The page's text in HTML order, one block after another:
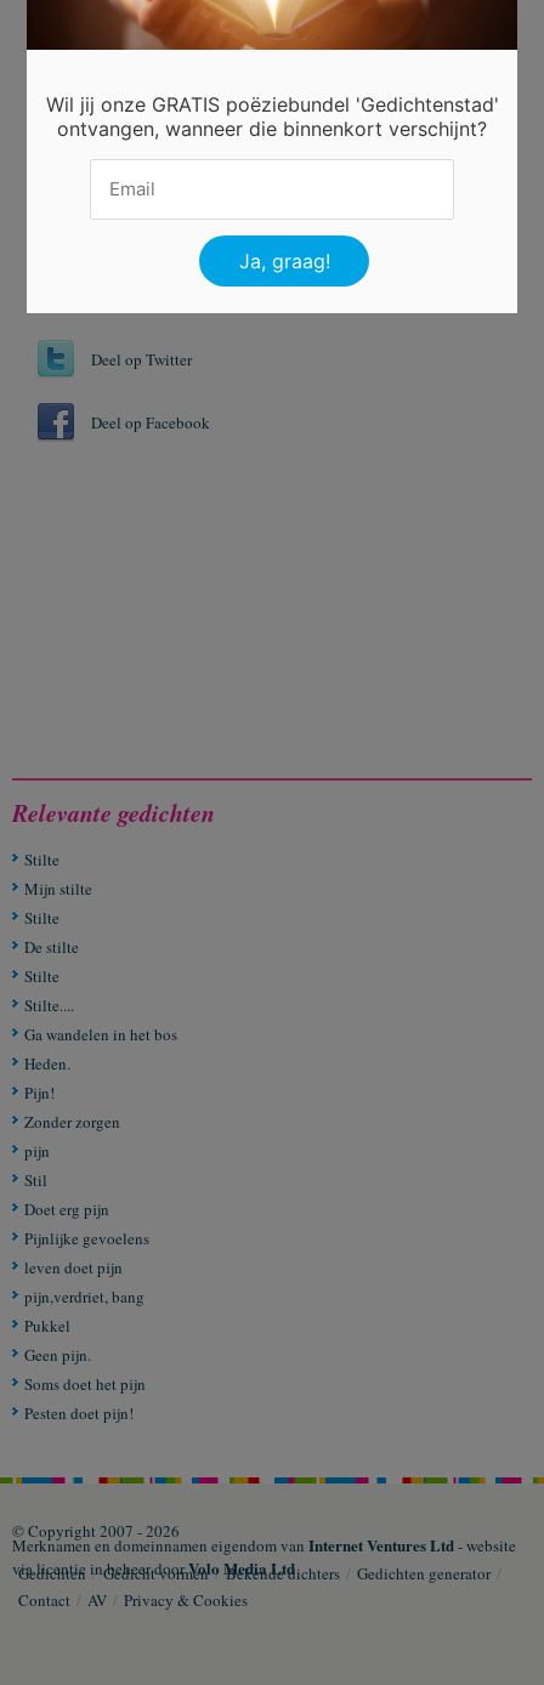
Deel op Twitter
Deel op Facebook
Relevante gedichten
Stilte
Mijn stilte
Stilte
De stilte
Stilte
Stilte....
Ga wandelen in het bos
Heden.
Pijn!
Zonder zorgen
pijn
Stil
Doet erg pijn
Pijnlijke gevoelens
leven doet pijn
pijn,verdriet, bang
Pukkel
Geen pijn.
Soms doet het pijn
Pesten doet pijn!
© Copyright 2007 - 2026
Gedichten / Gedicht vormen / Bekende dichters / Gedichten generator /
Contact / AV / Privacy & Cookies
Merknamen en domeinnamen eigendom van Internet Ventures Ltd- website
via licentie in beheer doorVolo Media Ltd
Wil jij onze GRATIS poëziebundel 'Gedichtenstad'
ontvangen, wanneer die binnenkort verschijnt?